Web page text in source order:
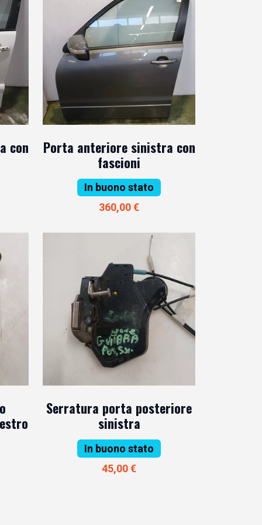
con
Porta anteriore sinistra con
fascioni
In buono stato
360,00 €
Serratura porta posteriore
sinistra
In buono stato
45,00 €